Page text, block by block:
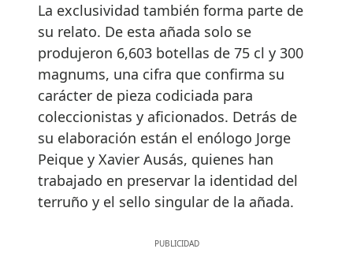
La exclusividad también forma parte de
su relato. De esta añada solo se
produjeron 6,603 botellas de 75 cl y 300
magnums, una cifra que confirma su
carácter de pieza codiciada para
coleccionistas y aficionados. Detrás de
su elaboración están el enólogo Jorge
Peique y Xavier Ausás, quienes han
trabajado en preservar la identidad del
terruño y el sello singular de la añada.